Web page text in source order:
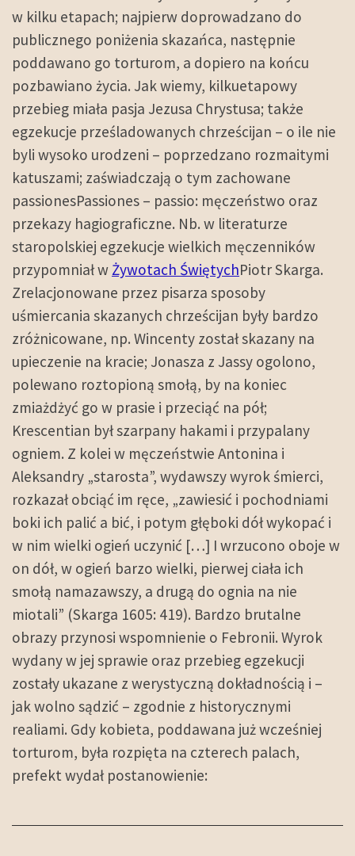
w kilku etapach; najpierw doprowadzano do
publicznego poniżenia skazańca, następnie
poddawano go torturom, a dopiero na końcu
pozbawiano życia. Jak wiemy, kilkuetapowy
przebieg miała pasja Jezusa Chrystusa; także
egzekucje prześladowanych chrześcijan – o ile nie
byli wysoko urodzeni – poprzedzano rozmaitymi
katuszami; zaświadczają o tym zachowane
passionesPassiones – passio: męczeństwo oraz
przekazy hagiograficzne. Nb. w literaturze
staropolskiej egzekucje wielkich męczenników
przypomniał wŻywotach ŚwiętychPiotr Skarga.
Zrelacjonowane przez pisarza sposoby
uśmiercania skazanych chrześcijan były bardzo
zróżnicowane, np. Wincenty został skazany na
upieczenie na kracie; Jonasza z Jassy ogolono,
polewano roztopioną smołą, by na koniec
zmiażdżyć go w prasie i przeciąć na pół;
Krescentian był szarpany hakami i przypalany
ogniem. Z kolei w męczeństwie Antonina i
Aleksandry „starosta”, wydawszy wyrok śmierci,
rozkazał obciąć im ręce, „zawiesić i pochodniami
boki ich palić a bić, i potym głęboki dół wykopać i
w nim wielki ogień uczynić […] I wrzucono oboje w
on dół, w ogień barzo wielki, pierwej ciała ich
smołą namazawszy, a drugą do ognia na nie
miotali” (Skarga 1605: 419). Bardzo brutalne
obrazy przynosi wspomnienie o Febronii. Wyrok
wydany w jej sprawie oraz przebieg egzekucji
zostały ukazane z werystyczną dokładnością i –
jak wolno sądzić – zgodnie z historycznymi
realiami. Gdy kobieta, poddawana już wcześniej
torturom, była rozpięta na czterech palach,
prefekt wydał postanowienie: